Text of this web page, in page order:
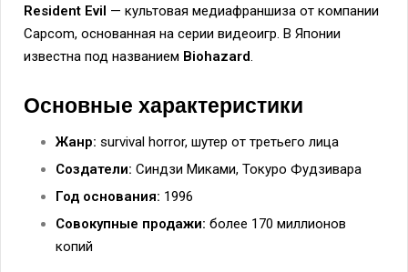
Resident Evil — культовая медиафраншиза от компании
Capcom, основанная на серии видеоигр. В Японии
известна под названием Biohazard.
Основные характеристики
Жанр: survival horror, шутер от третьего лица
Создатели: Синдзи Миками, Токуро Фудзивара
Год основания: 1996
Совокупные продажи: более 170 миллионов
копий